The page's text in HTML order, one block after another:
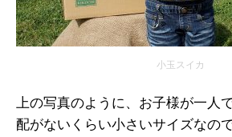
小玉スイカ
上の写真のように、お子様が一人
配がないくらい小さいサイズなので